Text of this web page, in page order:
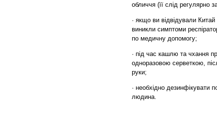
обличчя (її слід регулярно
· якщо ви відвідували
виникли симптоми
по медичну допомогу;
· під час кашлю та чхання
одноразовою серветкою,
руки;
· необхідно дезинфікувати
людина.